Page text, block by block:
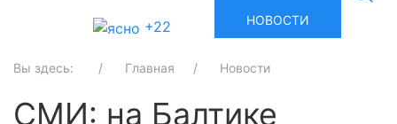
+22 НОВОСТИ
Вы здесь: Главная Новости
СМИ: на Балтике